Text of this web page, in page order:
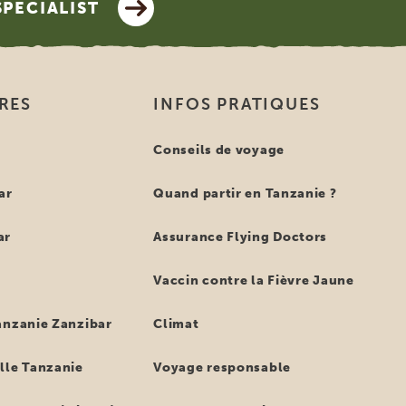
Zanzibar
Tanzanie
INFOS PRATIQUES
Conseils de voyage
Quand partir en Tanzanie ?
Assurance Flying Doctors
Vaccin contre la Fièvre Jaune
Climat
Voyage responsable